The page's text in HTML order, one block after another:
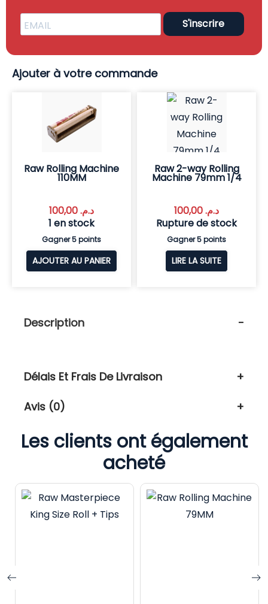
S'inscrire
Ajouter à votre commande
Raw Rolling Machine
110MM
د.م.
1 en stock
Gagner 5 points
AJOUTER AU PANIER
Raw 2-way Rolling
Machine 79mm 1/4
د.م.
Rupture de stock
Gagner 5 points
LIRE LA SUITE
Description
Délais Et Frais De Livraison
Avis (0)
Les clients ont également
acheté